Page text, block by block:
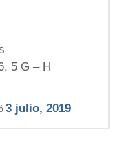
5 G – H
3 julio, 2019